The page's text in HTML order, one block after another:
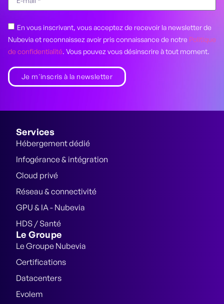
En vous inscrivant, vous acceptez de recevoir la newsletter de
Nubevia et reconnaissez avoir pris connaissance de notre Politique
de confidentialité. Vous pouvez vous désinscrire à tout moment.
Je m'inscris à la newsletter
Services
Hébergement dédié
Infogérance & intégration
Cloud privé
Réseau & connectivité
GPU & IA - Nubevia
HDS / Santé
Le Groupe
Le Groupe Nubevia
Certifications
Datacenters
Evolem